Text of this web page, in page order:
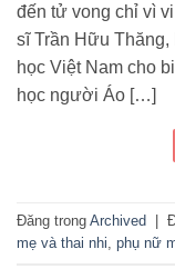
đến tử vong chỉ vì
sĩ Trần Hữu
học Việt Nam cho
học người Áo […]
Đăng trong Archived
mẹ và thai nhi, phụ nữ